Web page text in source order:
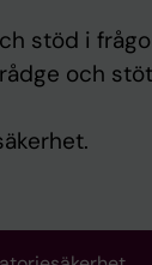
stöd i
och